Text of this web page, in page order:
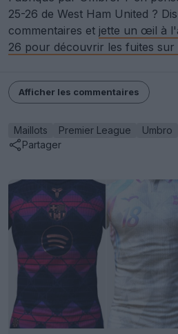
25-26 de West Ham United ?
commentaires et jette un œil à
26 pour découvrir les fuites sur
Afficher les commentaires
Maillots Premier League Umbro
Partager